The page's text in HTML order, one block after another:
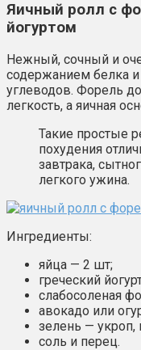
Яичный ролл с
йогуртом
Нежный, сочный и
содержанием белка
углеводов. Форель
легкость, а яичная
Такие простые
похудения
завтрака,
легкого ужина.
Ингредиенты:
яйца — 2 шт;
греческий
слабосоленая
авокадо или
зелень — укроп,
соль и перец.